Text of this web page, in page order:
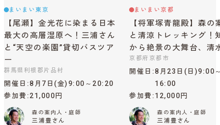
まいまい東京
【尾瀬】金光花に染まる日本
最大の高層湿原へ！三浦さん
と“天空の楽園”貸切バスツア
ー
群馬県利根郡片品村
開催日
8月7日(金)9:00～20:20
参加費 21,000円
森の案内人・庭師
三浦豊さん
まいまい京都
【将軍塚青龍殿】森の
と清涼トレッキング！
から絶景の大舞台、清
京都府京都市
開催日
8月23日(日)9:00
16:00
参加費 12,000円
森の案内人・庭師
三浦豊さん